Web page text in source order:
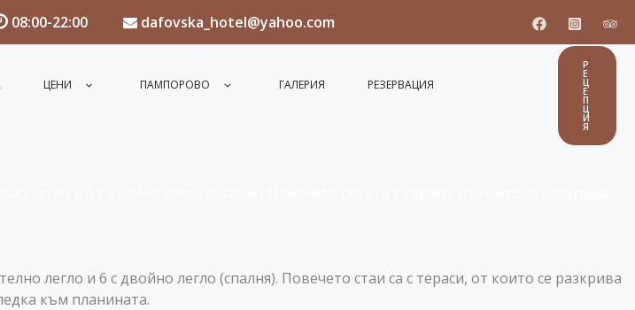
08:00-22:00 dafovska_hotel@yahoo.com
ЦЕНИ ПАМПОРОВО ГАЛЕРИЯ
РЕЗЕРВАЦИЯ
Р
Е
Ц
Е
П
Ц
И
Я
легло и 6 с двойно легло (спалня). Повечето стаи са с тераси, от които се разкрива
към планината.